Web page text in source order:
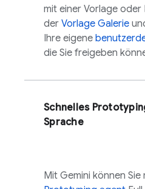
mit einer Vorlage oder
der Vorlage Galerie
Ihre eigene
die Sie freigeben
Schnelles
Sprache
Mit Gemini können Sie